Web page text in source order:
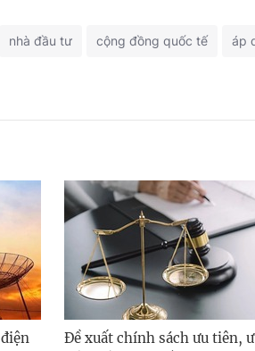
nhà đầu tư cộng đồng quốc tế áp
Đề xuất chính sách ưu tiên,